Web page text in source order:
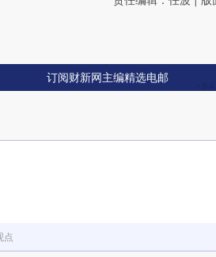
订阅财新网主编精选电邮
点